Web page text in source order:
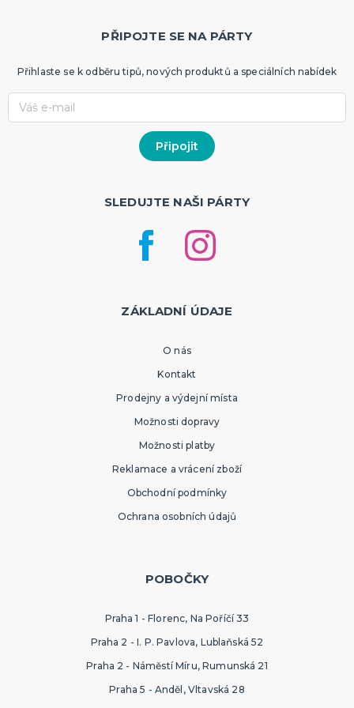
PŘIPOJTE SE NA PÁRTY
Přihlaste se k odběru tipů, nových produktů a speciálních nabídek
SLEDUJTE NAŠI PÁRTY
ZÁKLADNÍ ÚDAJE
O nás
Kontakt
Prodejny a výdejní místa
Možnosti dopravy
Možnosti platby
Reklamace a vrácení zboží
Obchodní podmínky
Ochrana osobních údajů
POBOČKY
Praha 1 - Florenc, Na Poříčí 33
Praha 2 - I. P. Pavlova, Lublaňská 52
Praha 2 - Náměstí Míru, Rumunská 21
Praha 5 - Anděl, Vltavská 28